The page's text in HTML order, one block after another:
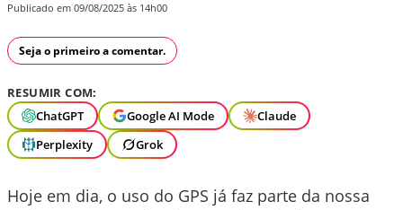
Publicado em 09/08/2025 às 14h00
Seja o primeiro a comentar.
RESUMIR COM:
ChatGPT
Google AI Mode
Claude
Perplexity
Grok
Hoje em dia, o uso do GPS já faz parte da nossa